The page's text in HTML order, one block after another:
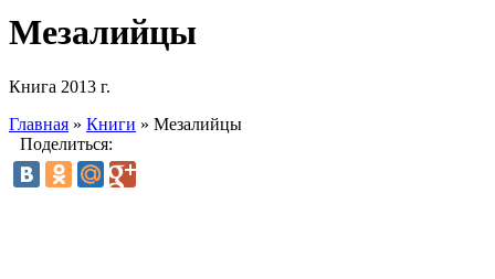
Мезалийцы
Книга 2013 г.
Главная » Книги » Мезалийцы
Поделиться: